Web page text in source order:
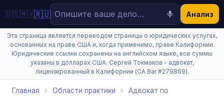
🇺🇸🇲🇽🇷🇺 Анализ
Эта страница является переводом страницы о юридических услугах,
основанных на праве США и, когда применимо, праве Калифорнии.
Юридические ссылки сохранены на английском языке, все суммы
указаны в долларах США. Сергей Токмаков - адвокат,
лицензированный в Калифорнии (CA Bar #279869).
Главная › Области практики ›
Адвокат по